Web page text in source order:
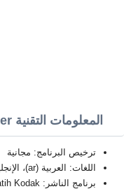
المعلومات التقنية Bat To Exe Converter
ترخيص البرنامج: مجانية
اللغات: العربية (ar)، الإنجليزية
برنامج الناشر: Fatih Kodak